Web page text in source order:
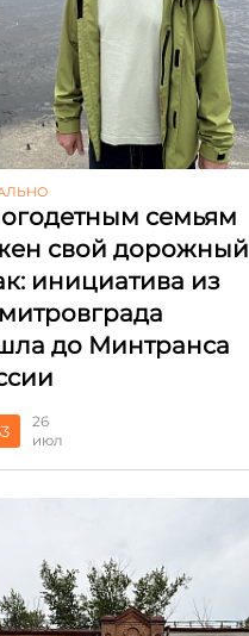
семьям
свой дорожный
инициатива из
до Минтранса
26
июл